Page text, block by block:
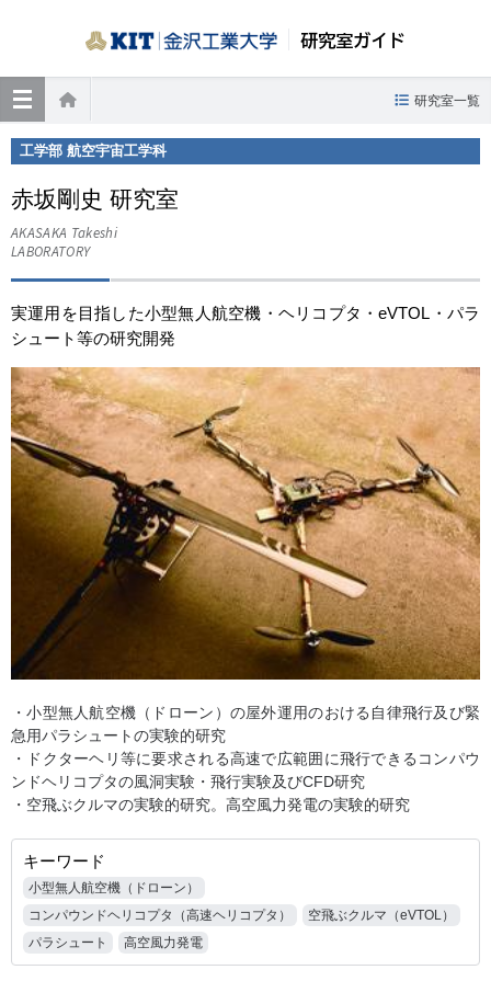
研究室ガイド
ホーム
研究室一覧
工学部 航空宇宙工学科
赤坂剛史 研究室
AKASAKA Takeshi
LABORATORY
実運用を目指した小型無人航空機・ヘリコプタ・eVTOL・パラ
シュート等の研究開発
・小型無人航空機（ドローン）の屋外運用のおける自律飛行及び緊
急用パラシュートの実験的研究
・ドクターヘリ等に要求される高速で広範囲に飛行できるコンパウ
ンドヘリコプタの風洞実験・飛行実験及びCFD研究
・空飛ぶクルマの実験的研究。高空風力発電の実験的研究
キーワード
小型無人航空機（ドローン）
コンパウンドヘリコプタ（高速ヘリコプタ）
空飛ぶクルマ（eVTOL）
パラシュート
高空風力発電